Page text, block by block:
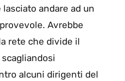
andare ad un
Avrebbe
rete che divide il
alcuni dirigenti del